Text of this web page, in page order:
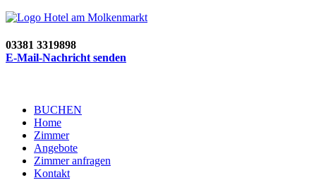
03381 3319898
E-Mail-Nachricht senden
BUCHEN
Home
Zimmer
Angebote
Zimmer anfragen
Kontakt